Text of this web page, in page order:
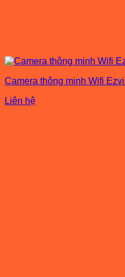
Camera thông minh Wifi
Liên hệ